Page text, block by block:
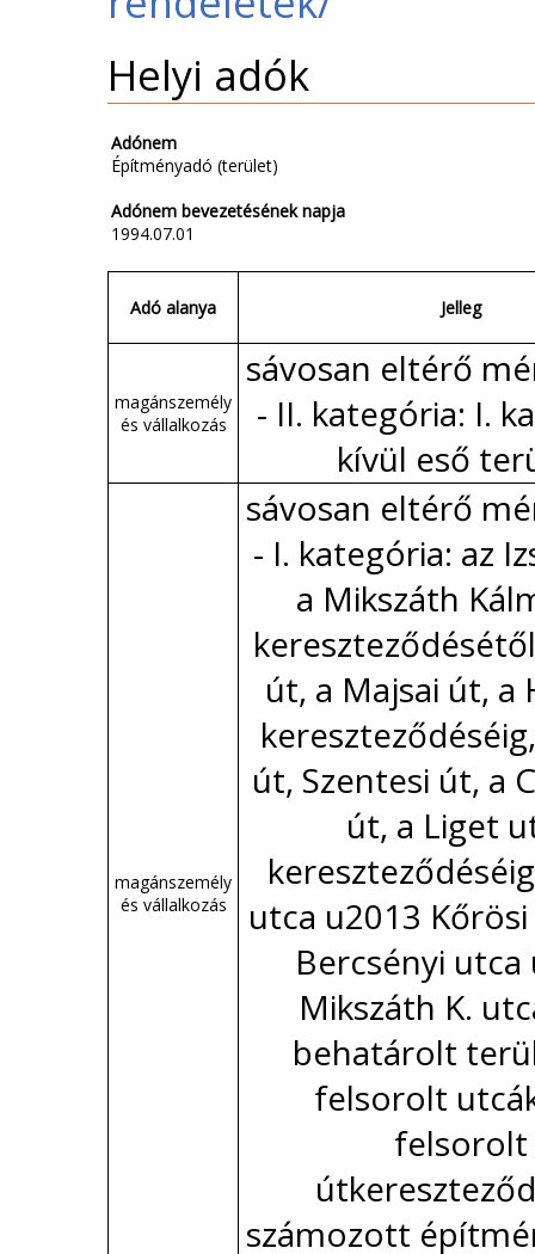
Helyi adók
Adónem
Építményadó (terület)
Adónem bevezetésének napja
1994.07.01
Adó alanya Jelleg
magánszemély
és vállalkozás
sávosan eltérő
- II. kategória: I.
kívül eső
magánszemély
és vállalkozás
sávosan eltérő
- I. kategória: az
a Mikszáth
út, a Majsai út, a
út, Szentesi út, a
út, a Liget
utca u2013
Bercsényi utca
Mikszáth K.
behatárolt
felsorolt
felsorolt
számozott